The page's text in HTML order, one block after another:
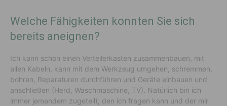
Welche Fähigkeiten konnten Sie sich
bereits aneignen?
Ich kann schon einen Verteilerkasten zusammenbauen, mit
allen Kabeln, kann mit dem Werkzeug umgehen, schremmen,
bohren, Reparaturen durchführen und Geräte einbauen und
anschließen (Herd, Waschmaschine, TV). Natürlich bin ich
immer jemandem zugeteilt, den ich fragen kann und der mir